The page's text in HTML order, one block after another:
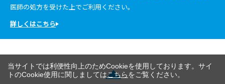
医師の処方を受けた上でご利用ください。
詳しくはこちら
当サイトでは利便性向上のためCookieを使用しております。サイ
トのCookie使用に関しましてはこちらをご覧ください。